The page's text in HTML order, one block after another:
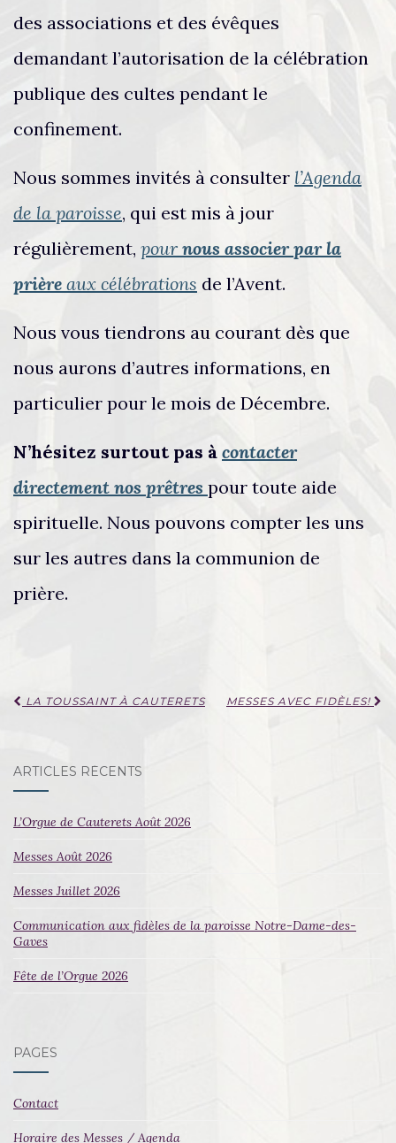
des associations et des évêques
demandant l’autorisation de la célébration
publique des cultes pendant le
confinement.
Nous sommes invités à consulter l’Agenda
de la paroisse, qui est mis à jour
régulièrement, pour nous associer par la
prière aux célébrations de l’Avent.
Nous vous tiendrons au courant dès que
nous aurons d’autres informations, en
particulier pour le mois de Décembre.
N’hésitez surtout pas à contacter
directement nos prêtres pour toute aide
spirituelle. Nous pouvons compter les uns
sur les autres dans la communion de
prière.
Navigation
LA TOUSSAINT À CAUTERETS MESSES AVEC FIDÈLES!
ARTICLES RÉCENTS
L’Orgue de Cauterets Août 2026
Messes Août 2026
Messes Juillet 2026
Communication aux fidèles de la paroisse Notre-Dame-des-
Gaves
Fête de l’Orgue 2026
PAGES
Contact
Horaire des Messes / Agenda